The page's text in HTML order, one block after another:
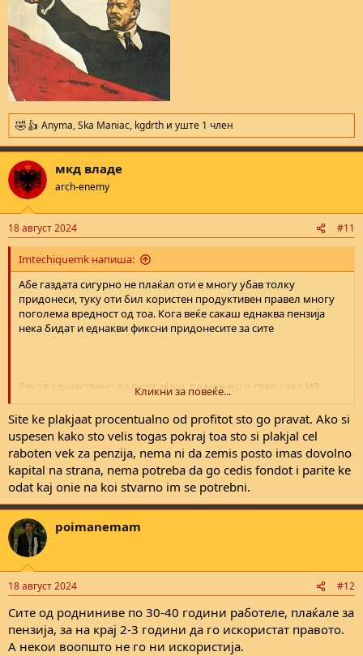
povekje stanovi , kukji ili firmi voopsto da nema pravo na penzija
posto realno i ne mu e potrebna.
R
e
a
c
t
i
s
:
Anyma,Ska Maniac, kgdrth и уште 1 член
мкд владе
arch-enemy
18 август 2024 #11
Imtechiquemk напиша:
Абе газдата сигурно не плаќал оти е многу убав толку
придонеси, туку оти бил користен продуктивен правел многу
поголема вредност од тоа. Кога веќе сакаш еднаква пензија
нека бидат и еднакви фиксни придонесите за сите
Реков здравствено да си плаќаш, па можеш и стаж како ИЗ
минимална пензија ќе имаш. Дополнително парите од
придонесите не ги трошиш туку ги инвестираш, значи ќе имаш
пари (фонд, акции, недвижнини или сл) нема да бидеш на терет
на државата
Кликни за повеќе...
Site ke plakjaat procentualno od profitot sto go pravat. Ako si
uspesen kako sto velis togas pokraj toa sto si plakjal cel
raboten vek za penzija, nema ni da zemis posto imas dovolno
kapital na strana, nema potreba da go cedis fondot i parite ke
odat kaj onie na koi stvarno im se potrebni.
poimanemam
18 август 2024 #12
Сите од родниниве по 30-40 години работеле, плаќале за
пензија, за на крај 2-3 години да го искористат правото.
А некои воопшто не го ни искористија.